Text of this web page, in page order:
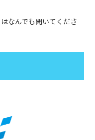
なんでも聞いてくださ